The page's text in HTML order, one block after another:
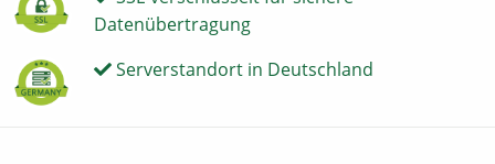
Datenübertragung
Serverstandort in Deutschland